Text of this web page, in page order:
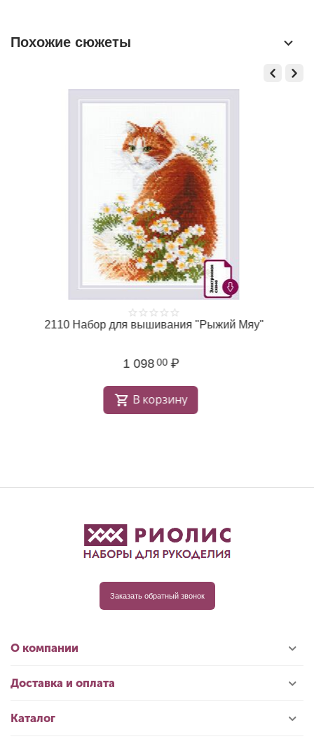
Похожие сюжеты
2110 Набор для вышивания "Рыжий Мяу"
1 098 00 ₽
В корзину
Заказать обратный звонок
О компании
Доставка и оплата
Каталог